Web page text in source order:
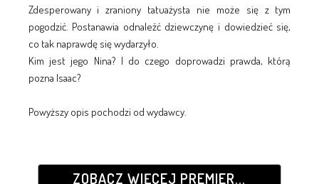
Zdesperowany i zraniony tatuażysta nie może się z tym
pogodzić. Postanawia odnaleźć dziewczynę i dowiedzieć się,
co tak naprawdę się wydarzyło.
Kim jest jego Nina? I do czego doprowadzi prawda, którą
pozna Isaac?
Powyższy opis pochodzi od wydawcy.
ZOBACZ WIĘCEJ PREMIER...